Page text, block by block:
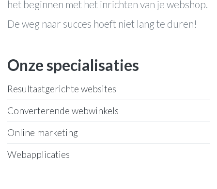
het beginnen met het inrichten van je webshop.
De weg naar succes hoeft niet lang te duren!
Onze specialisaties
Resultaatgerichte websites
Converterende webwinkels
Online marketing
Webapplicaties